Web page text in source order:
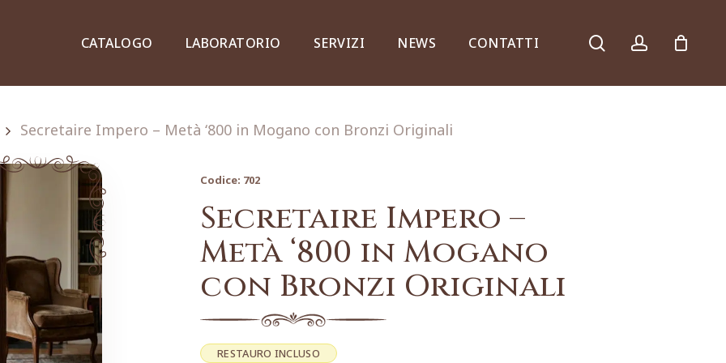
CATALOGO
Credenze, piattaie e vetrine
Lampade e lampadari Specchiere e consolle
Dipinti e stampe
LABORATORIO SERVIZI NEWS CONTATTI searchaccount
Secretaire Impero – Metà ‘800 in Mogano con Bronzi Originali
Codice: 702
Secretaire Impero –
Metà ‘800 in Mogano
con Bronzi Originali
RESTAURO INCLUSO